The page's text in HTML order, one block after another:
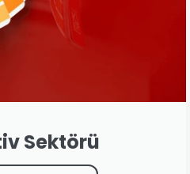
Sektörü